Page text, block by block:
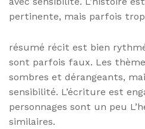
pertinente, mais parfois
résumé récit est bien
sont parfois faux. Les
sombres et dérangeants,
sensibilité. L’écriture est
personnages sont un peu
similaires.